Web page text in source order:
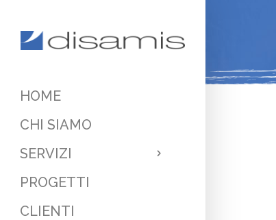
HOME
CHI SIAMO
SERVIZI
PROGETTI
CLIENTI